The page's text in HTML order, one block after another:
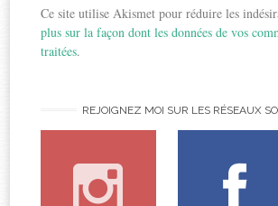
Ce site utilise Akismet pour réduire les
plus sur la façon dont les données de vos
traitées.
REJOIGNEZ MOI SUR LES RÉSEAUX